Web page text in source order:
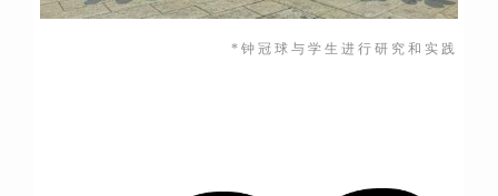
*钟冠球与学生进行研究和实践